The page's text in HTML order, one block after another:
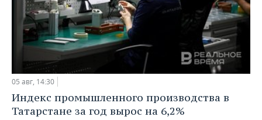
05 авг, 14:30
Индекс промышленного производства в
Татарстане за год вырос на 6,2%